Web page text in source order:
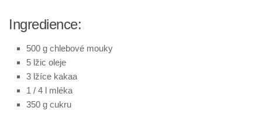
Ingredience:
500 g chlebové mouky
5 lžic oleje
3 lžíce kakaa
1 / 4 l mléka
350 g cukru